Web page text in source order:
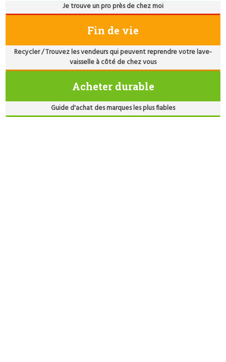
Je trouve un pro près de chez moi
Fin de vie
Recycler / Trouvez les vendeurs qui peuvent reprendre votre lave-
vaisselle à côté de chez vous
Acheter durable
Guide d'achat des marques les plus fiables